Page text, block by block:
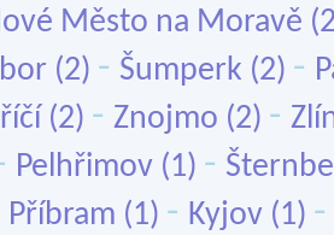
Město na Moravě
(2) - Šumperk (2) -
(2) - Znojmo (2) -
Pelhřimov (1) -
Příbram (1) - Kyjov (1) -